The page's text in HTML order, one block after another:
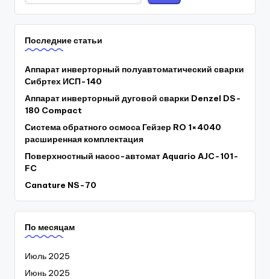
Последние статьи
Аппарат инверторный полуавтоматический сварки
Сибртех ИСП-140
Аппарат инверторный дуговой сварки Denzel DS-
180 Compact
Система обратного осмоса Гейзер RO 1×4040
расширенная комплектация
Поверхностный насос-автомат Aquario AJC-101-
FC
Canature NS-70
По месяцам
Июль 2025
Июнь 2025